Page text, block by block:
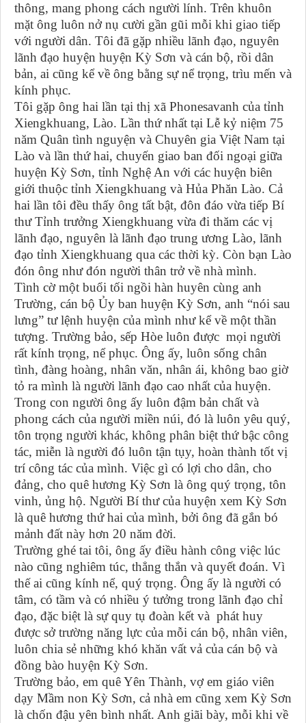
thông, mang phong cách người lính. Trên khuôn
mặt ông luôn nở nụ cười gần gũi mỗi khi giao tiếp
với người dân. Tôi đã gặp nhiều lãnh đạo, nguyên
lãnh đạo huyện huyện Kỳ Sơn và cán bộ, rồi dân
bản, ai cũng kể về ông bằng sự nể trọng, trìu mến và
kính phục.
Tôi gặp ông hai lần tại thị xã Phonesavanh của tỉnh
Xiengkhuang, Lào. Lần thứ nhất tại Lễ kỷ niệm 75
năm Quân tình nguyện và Chuyên gia Việt Nam tại
Lào và lần thứ hai, chuyến giao ban đối ngoại giữa
huyện Kỳ Sơn, tỉnh Nghệ An với các huyện biên
giới thuộc tỉnh Xiengkhuang và Hủa Phăn Lào. Cả
hai lần tôi đều thấy ông tất bật, đôn đáo vừa tiếp Bí
thư Tỉnh trưởng Xiengkhuang vừa đi thăm các vị
lãnh đạo, nguyên là lãnh đạo trung ương Lào, lãnh
đạo tỉnh Xiengkhuang qua các thời kỳ. Còn bạn Lào
đón ông như đón người thân trở về nhà mình.
Tình cờ một buổi tối ngồi hàn huyên cùng anh
Trường, cán bộ Ủy ban huyện Kỳ Sơn, anh “nói sau
lưng” tư lệnh huyện của mình như kể về một thần
tượng. Trường bảo, sếp Hòe luôn được mọi người
rất kính trọng, nể phục. Ông ấy, luôn sống chân
tình, đàng hoàng, nhân văn, nhân ái, không bao giờ
tỏ ra mình là người lãnh đạo cao nhất của huyện.
Trong con người ông ấy luôn đậm bản chất và
phong cách của người miền núi, đó là luôn yêu quý,
tôn trọng người khác, không phân biệt thứ bậc công
tác, miễn là người đó luôn tận tụy, hoàn thành tốt vị
trí công tác của mình. Việc gì có lợi cho dân, cho
đảng, cho quê hương Kỳ Sơn là ông quý trọng, tôn
vinh, ủng hộ. Người Bí thư của huyện xem Kỳ Sơn
là quê hương thứ hai của mình, bởi ông đã gắn bó
mảnh đất này hơn 20 năm đời.
Trường ghé tai tôi, ông ấy điều hành công việc lúc
nào cũng nghiêm túc, thẳng thắn và quyết đoán. Vì
thế ai cũng kính nể, quý trọng. Ông ấy là người có
tâm, có tầm và có nhiều ý tưởng trong lãnh đạo chỉ
đạo, đặc biệt là sự quy tụ đoàn kết và phát huy
được sở trường năng lực của mỗi cán bộ, nhân viên,
luôn chia sẻ những khó khăn vất vả của cán bộ và
đồng bào huyện Kỳ Sơn.
Trường bảo, em quê Yên Thành, vợ em giáo viên
dạy Mầm non Kỳ Sơn, cả nhà em cũng xem Kỳ Sơn
là chốn đậu yên bình nhất. Anh giãi bày, mỗi khi về